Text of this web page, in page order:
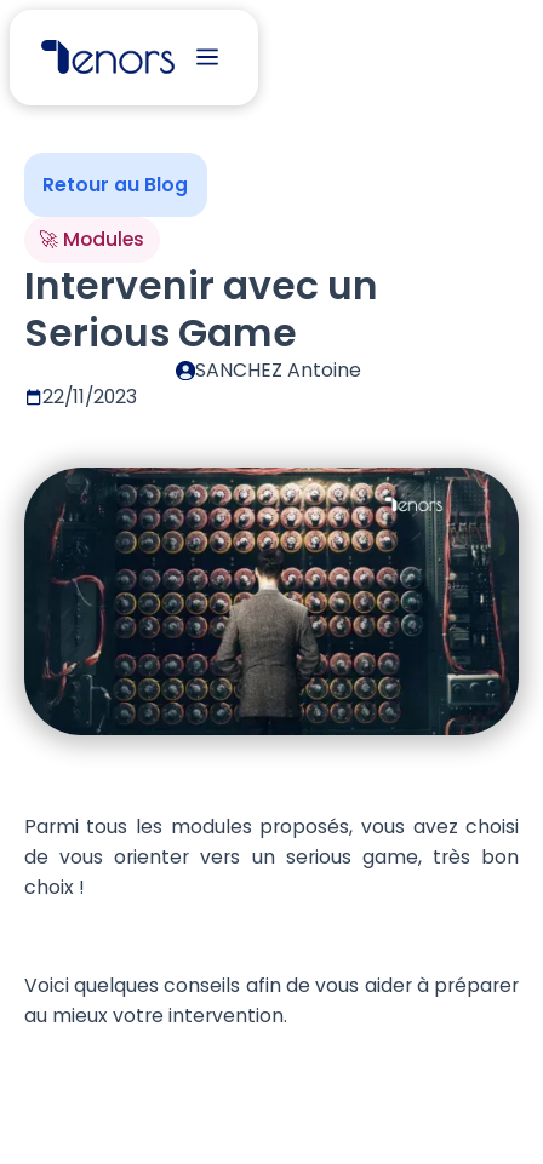
Retour au Blog
🚀 Modules
Intervenir avec un
Serious Game
SANCHEZ Antoine
22/11/2023
Parmi tous les modules proposés, vous avez choisi
de vous orienter vers un serious game, très bon
choix !
Voici quelques conseils afin de vous aider à préparer
au mieux votre intervention.